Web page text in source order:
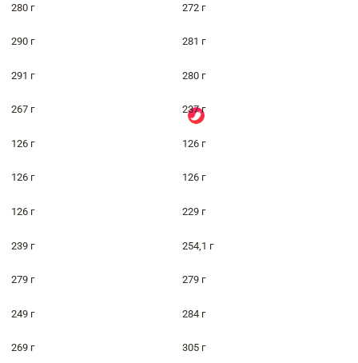
280 г 272 г
290 г 281 г
291 г 280 г
267 г 237 г
126 г 126 г
126 г 126 г
126 г 229 г
239 г 254,1 г
279 г 279 г
249 г 284 г
269 г 305 г